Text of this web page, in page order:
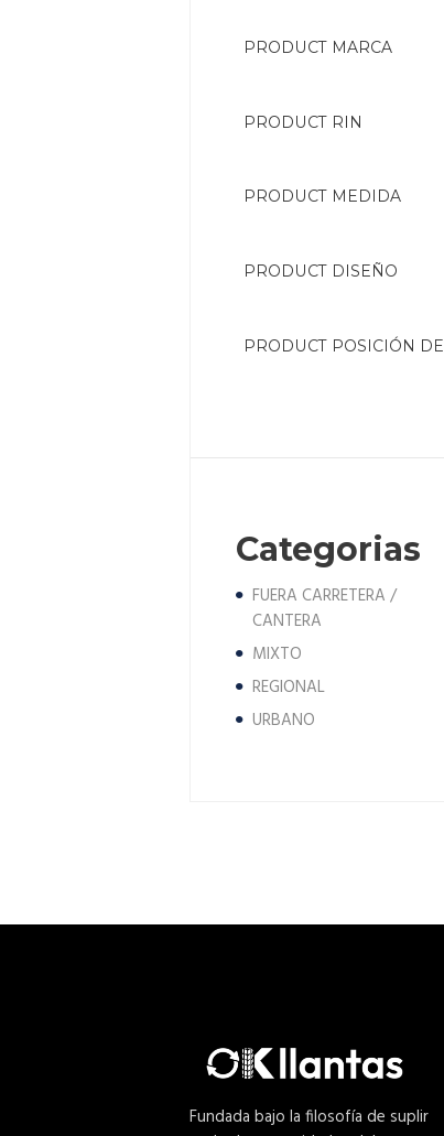
Categorias
FUERA CARRETERA /
CANTERA
MIXTO
REGIONAL
URBANO
Fundada bajo la filosofía de suplir